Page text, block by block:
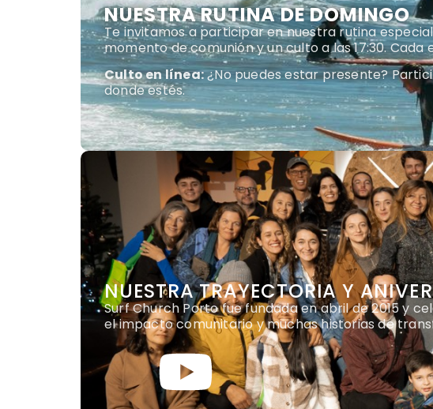
NUESTRA RUTINA DE DOMINGO
Te invitamos a participar en nuestra rutina
momento de comunión y un culto a las 17:30.
Culto en línea:¿No puedes estar presente?
donde estés.
NUESTRA TRAYECTORIA Y
Surf Church Porto fue fundada en abril de 2015 y
el impacto comunitario y muchas historias de